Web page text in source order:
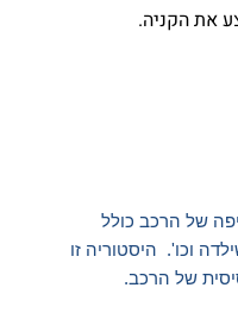
את הקניה.
של הרכב כולל
וכו'. היסטוריה זו
של הרכב.